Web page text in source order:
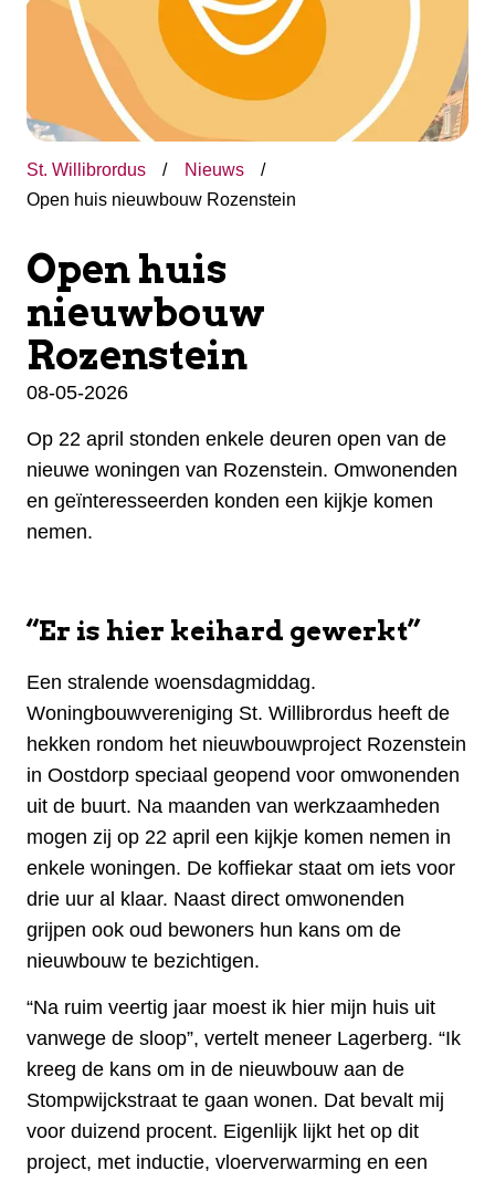
St. Willibrordus
Nieuws
Open huis nieuwbouw Rozenstein
Open huis
nieuwbouw
Rozenstein
08-05-2026
Op 22 april stonden enkele deuren open van de
nieuwe woningen van Rozenstein. Omwonenden
en geïnteresseerden konden een kijkje komen
nemen.
“Er is hier keihard gewerkt”
Een stralende woensdagmiddag.
Woningbouwvereniging St. Willibrordus heeft de
hekken rondom het nieuwbouwproject Rozenstein
in Oostdorp speciaal geopend voor omwonenden
uit de buurt. Na maanden van werkzaamheden
mogen zij op 22 april een kijkje komen nemen in
enkele woningen. De koffiekar staat om iets voor
drie uur al klaar. Naast direct omwonenden
grijpen ook oud bewoners hun kans om de
nieuwbouw te bezichtigen.
“Na ruim veertig jaar moest ik hier mijn huis uit
vanwege de sloop”, vertelt meneer Lagerberg. “Ik
kreeg de kans om in de nieuwbouw aan de
Stompwijckstraat te gaan wonen. Dat bevalt mij
voor duizend procent. Eigenlijk lijkt het op dit
project, met inductie, vloerverwarming en een